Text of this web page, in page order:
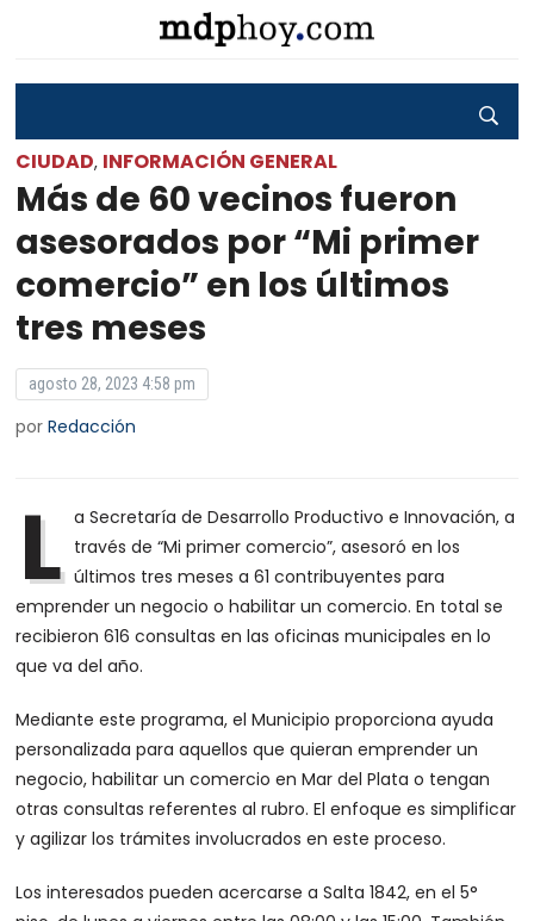
CIUDAD, INFORMACIÓN GENERAL
Más de 60 vecinos fueron
asesorados por “Mi primer
comercio” en los últimos
tres meses
agosto 28, 2023 4:58 pm
porRedacción
L a Secretaría de Desarrollo Productivo e Innovación, a
través de “Mi primer comercio”, asesoró en los
últimos tres meses a 61 contribuyentes para
emprender un negocio o habilitar un comercio. En total se
recibieron 616 consultas en las oficinas municipales en lo
que va del año.
Mediante este programa, el Municipio proporciona ayuda
personalizada para aquellos que quieran emprender un
negocio, habilitar un comercio en Mar del Plata o tengan
otras consultas referentes al rubro. El enfoque es simplificar
y agilizar los trámites involucrados en este proceso.
Los interesados pueden acercarse a Salta 1842, en el 5°